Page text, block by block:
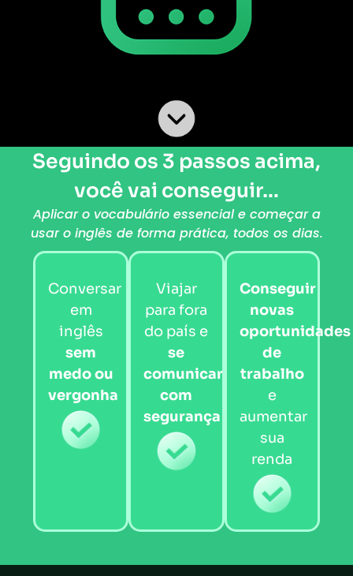
Seguindo os 3 passos acima,
você vai conseguir…
Aplicar o vocabulário essencial e começar a
usar o inglês de forma prática, todos os dias.
Conversar
em
inglês
sem
medo ou
vergonha
Viajar
para fora
do país e
se
comunicar
com
segurança
Conseguir
novas
oportunidades
de
trabalho
e
aumentar
sua
renda